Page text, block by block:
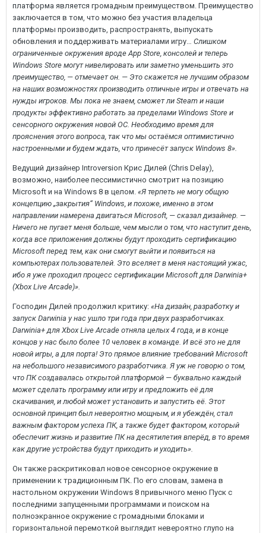
платформа является громадным преимуществом. Преимущество
заключается в том, что можно без участия владельца
платформы производить, распространять, выпускать
обновления и поддерживать материалами игру… Слишком
ограниченные окружения вроде App Store, консолей и теперь
Windows Store могут нивелировать или заметно уменьшить это
преимущество, — отмечает он. — Это скажется не лучшим образом
на наших возможностях производить отличные игры и отвечать на
нужды игроков. Мы пока не знаем, сможет ли Steam и наши
продукты эффективно работать за пределами Windows Store и
сенсорного окружения новой ОС. Необходимо время для
прояснения этого вопроса, так что мы остаёмся оптимистично
настроенными и будем ждать, что принесёт запуск Windows 8».
Ведущий дизайнер Introversion Крис Дилей (Chris Delay),
возможно, наиболее пессимистично смотрит на позицию
Microsoft и на Windows 8 в целом. «Я терпеть не могу общую
концепцию „закрытия“ Windows, и похоже, именно в этом
направлении намерена двигаться Microsoft, — сказал дизайнер. —
Ничего не пугает меня больше, чем мысли о том, что наступит день,
когда все приложения должны будут проходить сертификацию
Microsoft перед тем, как они смогут выйти и появиться на
компьютерах пользователей. Это вселяет в меня настоящий ужас,
ибо я уже проходил процесс сертификации Microsoft для Darwinia+
(Xbox Live Arcade)».
Господин Дилей продолжил критику: «На дизайн, разработку и
запуск Darwinia у нас ушло три года при двух разработчиках.
Darwinia+ для Xbox Live Arcade отняла целых 4 года, и в конце
концов у нас было более 10 человек в команде. И всё это не для
новой игры, а для порта! Это прямое влияние требований Microsoft
на небольшого независимого разработчика. Я уж не говорю о том,
что ПК создавалась открытой платформой — буквально каждый
может сделать программу или игру и предложить её для
скачивания, и любой может установить и запустить её. Этот
основной принцип был невероятно мощным, и я убеждён, стал
важным фактором успеха ПК, а также будет фактором, который
обеспечит жизнь и развитие ПК на десятилетия вперёд, в то время
как другие устройства будут приходить и уходить».
Он также раскритиковал новое сенсорное окружение в
применении к традиционным ПК. По его словам, замена в
настольном окружении Windows 8 привычного меню Пуск с
последними запущенными программами и поиском на
полноэкранное окружение с громадными блоками и
горизонтальной перемоткой выглядит невероятно глупо на